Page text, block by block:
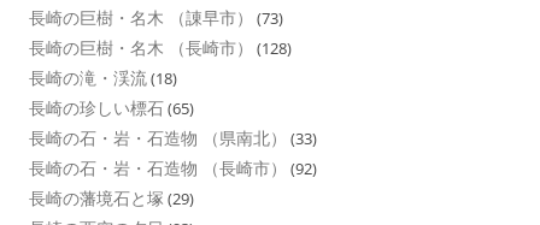
長崎の巨樹・名木 （諌早市） (73)
長崎の巨樹・名木 （長崎市） (128)
長崎の滝・渓流(18)
長崎の珍しい標石(65)
長崎の石・岩・石造物 （県南北） (33)
長崎の石・岩・石造物 （長崎市） (92)
長崎の藩境石と塚 (29)